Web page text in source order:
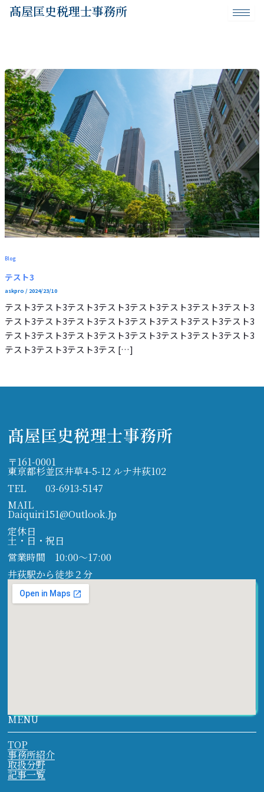
ッ
プ
髙屋匡史税理士事務所
Blog
テスト3
askpro /2024/23/10
テスト3テスト3テスト3テスト3テスト3テスト3テスト3テスト3
テスト3テスト3テスト3テスト3テスト3テスト3テスト3テスト3
テスト3テスト3テスト3テスト3テスト3テスト3テスト3テスト3
テスト3テスト3テスト3テス […]
髙屋匡史税理士事務所
〒161-0001
東京都杉並区井草4-5-12 ルナ井荻102
TEL
03-6913-5147
MAIL
Daiquiri151@outlook.jp
定休日
土・日・祝日
営業時間 10:00～17:00
井荻駅から徒歩２分
MENU
TOP
事務所紹介
取扱分野
記事一覧